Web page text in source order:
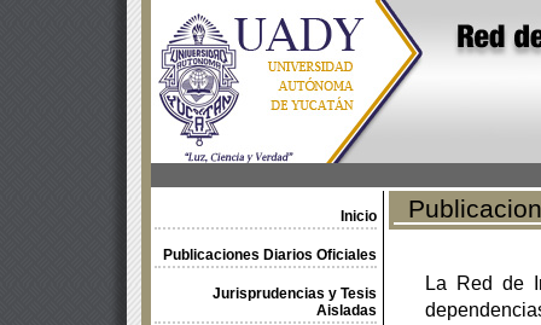
Inicio
Publicaciones Diarios Oficiales
Jurisprudencias y Tesis
Aisladas
La Red de